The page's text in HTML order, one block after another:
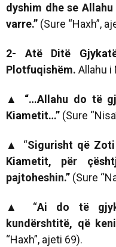
dyshim dhe se
varre.” (Sure “Haxh”,
2- Atë Ditë
Plotfuqishëm. Allahu i
▲ “…Allahu do të
Kiametit…” (Sure
▲ “Sigurisht që
Kiametit, për
pajtoheshin.” (Sure
▲ “Ai do të
kundërshtitë, që
“Haxh”, ajeti 69).